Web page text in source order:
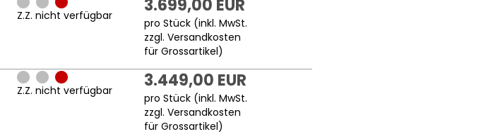
Z.Z. nicht verfügbar 3.699,00 EUR
pro Stück (inkl. MwSt.
zzgl.Versandkosten
für Grossartikel)
Z.Z. nicht verfügbar 3.449,00 EUR
pro Stück (inkl. MwSt.
zzgl.Versandkosten
für Grossartikel)